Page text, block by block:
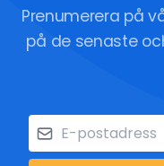
Prenumerera på
på de senaste